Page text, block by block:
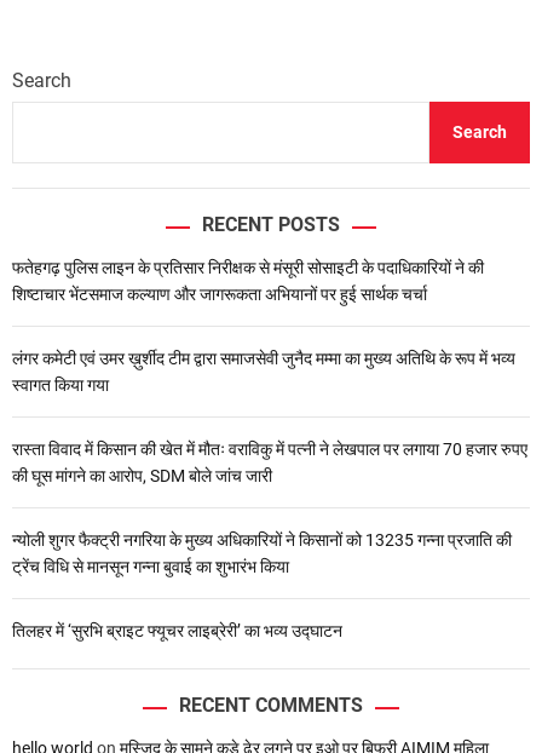
Search
Search
RECENT POSTS
फतेहगढ़ पुलिस लाइन के प्रतिसार निरीक्षक से मंसूरी सोसाइटी के पदाधिकारियों ने की
शिष्टाचार भेंटसमाज कल्याण और जागरूकता अभियानों पर हुई सार्थक चर्चा
लंगर कमेटी एवं उमर ख़ुर्शीद टीम द्वारा समाजसेवी जुनैद मम्मा का मुख्य अतिथि के रूप में भव्य
स्वागत किया गया
रास्ता विवाद में किसान की खेत में मौतः वराविकु में पत्नी ने लेखपाल पर लगाया 70 हजार रुपए
की घूस मांगने का आरोप, SDM बोले जांच जारी
न्योली शुगर फैक्ट्री नगरिया के मुख्य अधिकारियों ने किसानों को 13235 गन्ना प्रजाति की
ट्रेंच विधि से मानसून गन्ना बुवाई का शुभारंभ किया
तिलहर में ‘सुरभि ब्राइट फ्यूचर लाइब्रेरी’ का भव्य उद्घाटन
RECENT COMMENTS
hello world on मस्जिद के सामने कूड़े ढेर लगने पर इओ पर बिफरी AIMIM महिला